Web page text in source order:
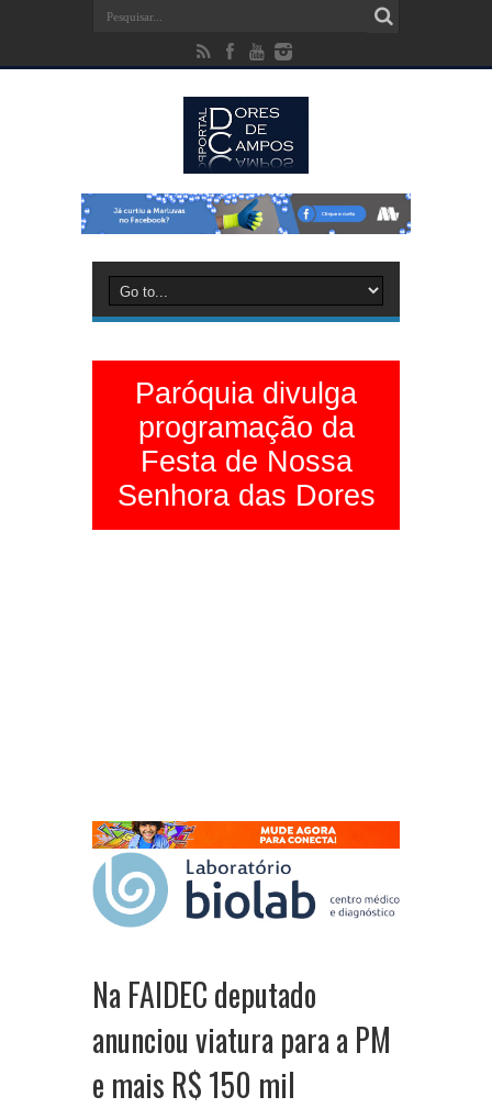
Paróquia divulga
programação da
Festa de Nossa
Senhora das Dores
Na FAIDEC deputado
anunciou viatura para a PM
e mais R$ 150 mil